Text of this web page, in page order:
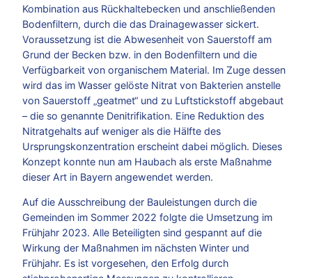
Kombination aus Rückhaltebecken und anschließenden
Bodenfiltern, durch die das Drainagewasser sickert.
Voraussetzung ist die Abwesenheit von Sauerstoff am
Grund der Becken bzw. in den Bodenfiltern und die
Verfügbarkeit von organischem Material. Im Zuge dessen
wird das im Wasser gelöste Nitrat von Bakterien anstelle
von Sauerstoff „geatmet“ und zu Luftstickstoff abgebaut
– die so genannte Denitrifikation. Eine Reduktion des
Nitratgehalts auf weniger als die Hälfte des
Ursprungskonzentration erscheint dabei möglich. Dieses
Konzept konnte nun am Haubach als erste Maßnahme
dieser Art in Bayern angewendet werden.
Auf die Ausschreibung der Bauleistungen durch die
Gemeinden im Sommer 2022 folgte die Umsetzung im
Frühjahr 2023. Alle Beteiligten sind gespannt auf die
Wirkung der Maßnahmen im nächsten Winter und
Frühjahr. Es ist vorgesehen, den Erfolg durch